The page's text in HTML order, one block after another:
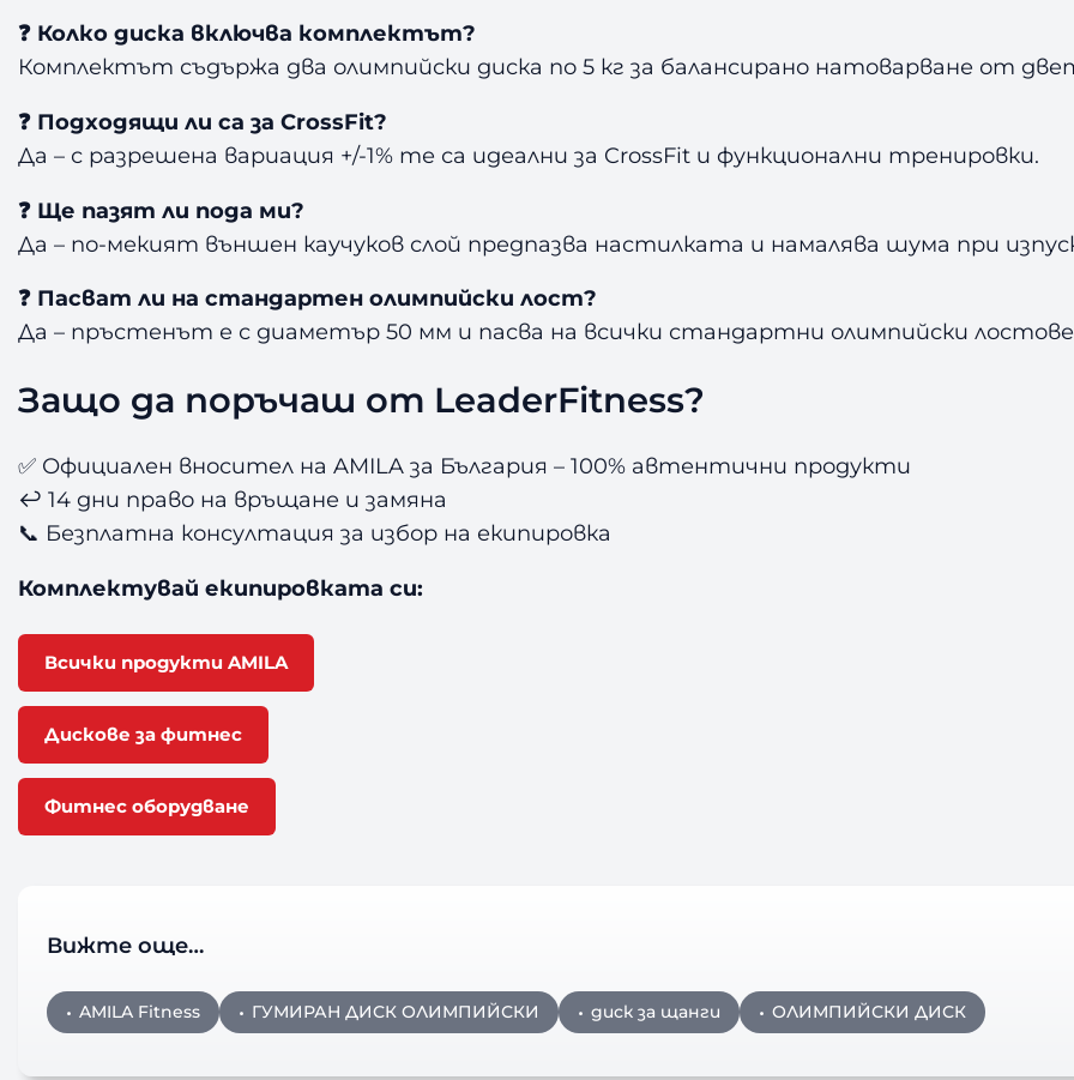
❓ Колко диска включва комплектът?
Комплектът съдържа два олимпийски диска по 5 кг за балансирано натоварване от
❓ Подходящи ли са за CrossFit?
Да – с разрешена вариация +/-1% те са идеални за CrossFit и функционални тренировки.
❓ Ще пазят ли пода ми?
Да – по-мекият външен каучуков слой предпазва настилката и намалява шума при
❓ Пасват ли на стандартен олимпийски лост?
Да – пръстенът е с диаметър 50 мм и пасва на всички стандартни олимпийски
Защо да поръчаш от LeaderFitness?
✅ Официален вносител на AMILA за България – 100% автентични продукти
↩️ 14 дни право на връщане и замяна
📞 Безплатна консултация за избор на екипировка
Комплектувай екипировката си:
Всички продукти AMILA
Дискове за фитнес
Фитнес оборудване
Вижте още…
AMILA Fitness ГУМИРАН ДИСК ОЛИМПИЙСКИ диск за щанги ОЛИМПИЙСКИ ДИСК